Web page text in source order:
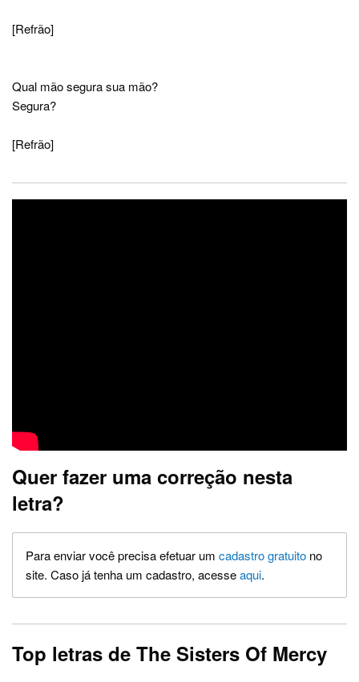
[Refrão]
Qual mão segura sua mão?
Segura?
[Refrão]
Quer fazer uma correção nesta
letra?
Para enviar você precisa efetuar um cadastro gratuito no
site. Caso já tenha um cadastro, acesseaqui.
Top letras de The Sisters Of Mercy